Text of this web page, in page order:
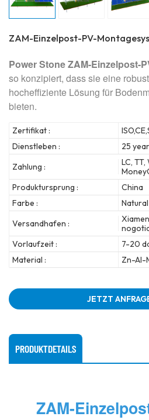
ZAM-Einzelpost-PV-
Power StoneZAM-Einzelpost-
so konzipiert, dass sie eine
hocheffiziente Lösung für
bieten.
Zertifikat :
Dienstleben :
25
Zahlung :
LC,
Produktursprung :
China
Farbe :
Natural
Versandhafen :
Vorlaufzeit :
7-20
Material :
Zn-Al-
JETZT
PRODUKTDETAILS
ZAM-